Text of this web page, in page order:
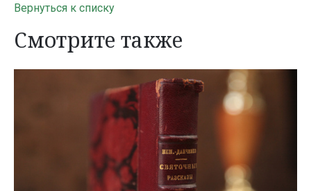
Вернуться к списку
Смотрите также